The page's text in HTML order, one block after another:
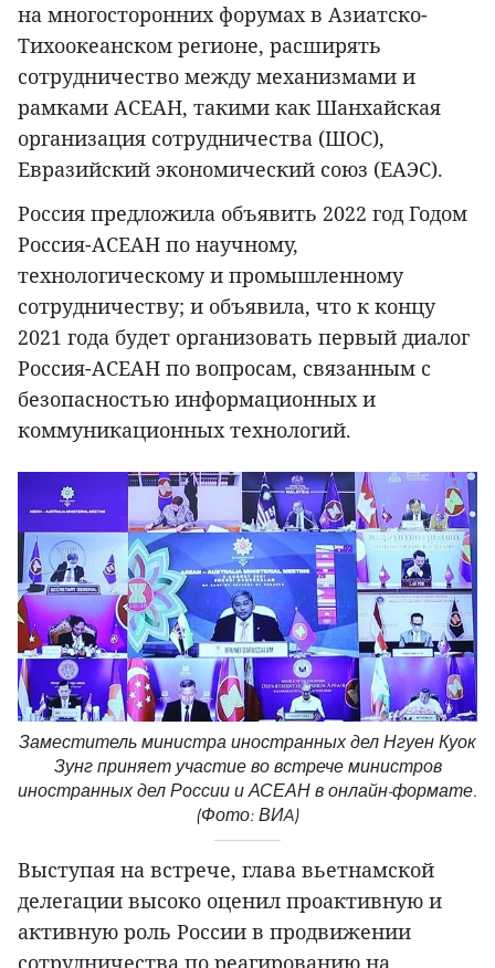
на многосторонних форумах в Азиатско-
Тихоокеанском регионе, расширять
сотрудничество между механизмами и
рамками АСЕАН, такими как Шанхайская
организация сотрудничества (ШОС),
Евразийский экономический союз (ЕАЭС).
Россия предложила объявить 2022 год Годом
Россия-АСЕАН по научному,
технологическому и промышленному
сотрудничеству; и объявила, что к концу
2021 года будет организовать первый диалог
Россия-АСЕАН по вопросам, связанным с
безопасностью информационных и
коммуникационных технологий.
Заместитель министра иностранных дел Нгуен Куок
Зунг приняет участие во встрече министров
иностранных дел России и АСЕАН в онлайн-формате.
(Фото: ВИA)
Выступая на встрече, глава вьетнамской
делегации высоко оценил проактивную и
активную роль России в продвижении